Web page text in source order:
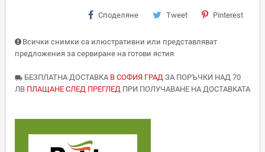
Споделяне Tweet Pinterest
Всички снимки са илюстративни или представляват
предложения за сервиране на готови ястия
local_shipping БЕЗПЛАТНА ДОСТАВКА В СОФИЯ ГРАД ЗА ПОРЪЧКИ НАД 70
ЛВ ПЛАЩАНЕ СЛЕД ПРЕГЛЕД ПРИ ПОЛУЧАВАНЕ НА ДОСТАВКАТА